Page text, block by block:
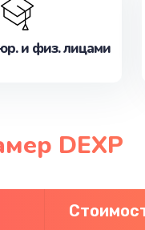
и физ. лицами
DEXP